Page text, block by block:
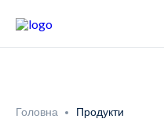
Новини
Головна Продукти